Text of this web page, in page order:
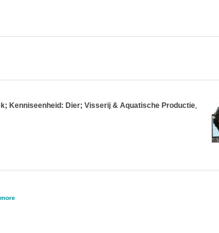
Kenniseenheid: Dier; Visserij & Aquatische Productie,
more